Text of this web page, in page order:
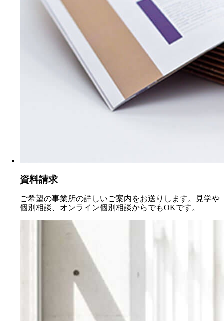
資料請求
ご希望の事業所の詳しいご案内をお送りします。見学や
個別相談、オンライン個別相談からでもOKです。